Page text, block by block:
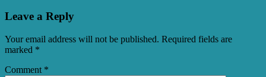
Leave a Reply
Your email address will not be published. Required fields are
marked *
Comment *